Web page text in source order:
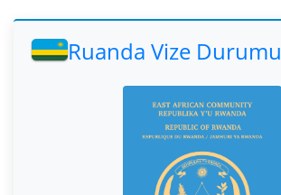
Ruanda Vize Durumu